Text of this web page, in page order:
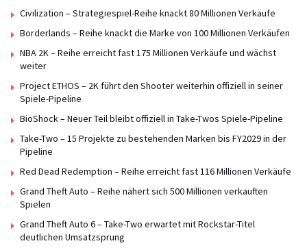
Civilization – Strategiespiel-Reihe knackt 80 Millionen Verkäufe
Borderlands – Reihe knackt die Marke von 100 Millionen Verkäufen
NBA 2K – Reihe erreicht fast 175 Millionen Verkäufe und wächst
weiter
Project ETHOS – 2K führt den Shooter weiterhin offiziell in seiner
Spiele-Pipeline
BioShock – Neuer Teil bleibt offiziell in Take-Twos Spiele-Pipeline
Take-Two – 15 Projekte zu bestehenden Marken bis FY2029 in der
Pipeline
Red Dead Redemption – Reihe erreicht fast 116 Millionen Verkäufe
Grand Theft Auto – Reihe nähert sich 500 Millionen verkauften
Spielen
Grand Theft Auto 6 – Take-Two erwartet mit Rockstar-Titel
deutlichen Umsatzsprung